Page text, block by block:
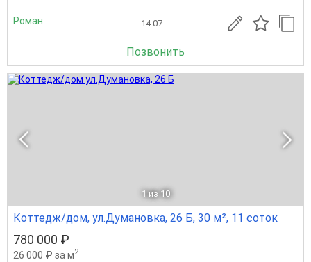
Роман 14.07
Позвонить
1 из 10
Коттедж/дом, ул.Думановка, 26 Б, 30 м², 11 соток
780 000 ₽
26 000 ₽ за м2